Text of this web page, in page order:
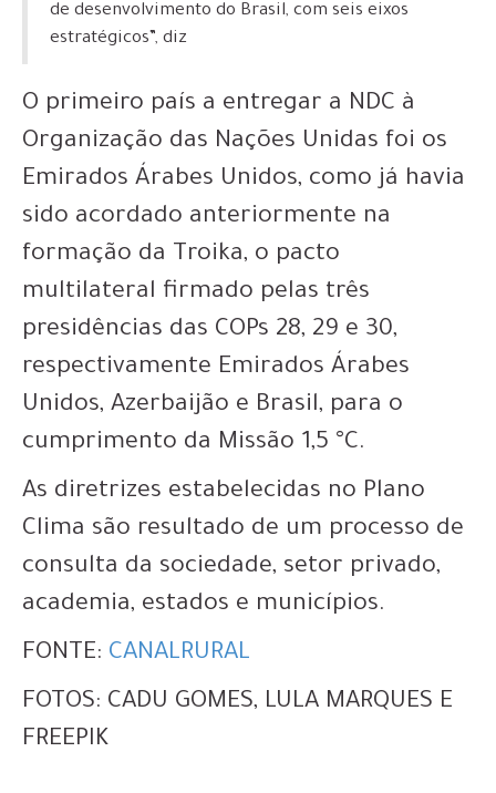
de desenvolvimento do Brasil, com seis eixos
estratégicos”, diz
O primeiro país a entregar a NDC à
Organização das Nações Unidas foi os
Emirados Árabes Unidos, como já havia
sido acordado anteriormente na
formação da Troika, o pacto
multilateral firmado pelas três
presidências das COPs 28, 29 e 30,
respectivamente Emirados Árabes
Unidos, Azerbaijão e Brasil, para o
cumprimento da Missão 1,5 °C.
As diretrizes estabelecidas no Plano
Clima são resultado de um processo de
consulta da sociedade, setor privado,
academia, estados e municípios.
FONTE: CANALRURAL
FOTOS: CADU GOMES, LULA MARQUES E
FREEPIK